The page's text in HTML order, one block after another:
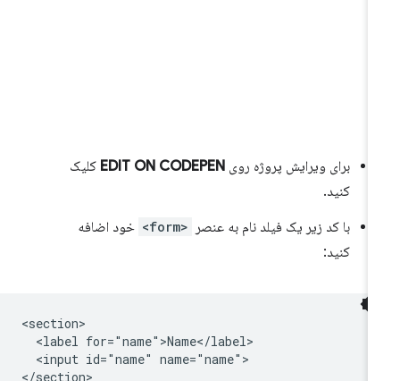
برای ویرایش پروژه روی EDIT ON CODEPENکلیک
کنید.
با کد زیر یک فیلد نام به عنصر <form>
خود اضافه
کنید:
<section>
  <label for="name">Name</label>
  <input id="name" name="name">